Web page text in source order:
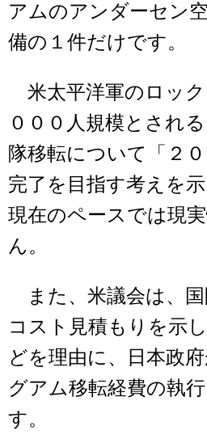
アムのアンダーセン
備の１件だけです。
米太平洋軍のロック
０００人規模とされ
隊移転について「２
完了を目指す考えを
現在のペースでは現
ん。
また、米議会は、国
コスト見積もりを示
どを理由に、日本政
グアム移転経費の執
す。